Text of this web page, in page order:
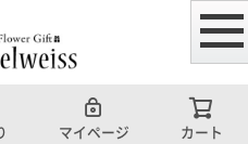
マイページ カート